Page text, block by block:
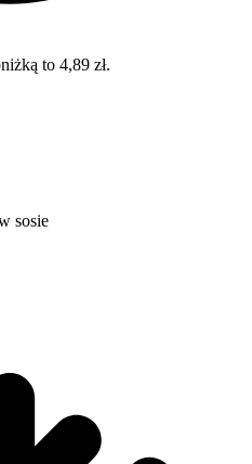
to 4,89 zł.
sosie